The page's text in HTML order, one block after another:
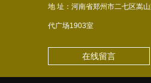
地 址：河南省郑州市二七区嵩
代广场1903室
在线留言